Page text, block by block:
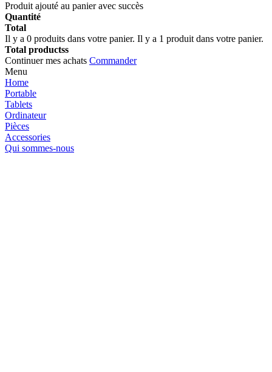
Produit ajouté au panier avec succès
Quantité
Total
Il y a 0 produits dans votre panier. Il y a 1 produit dans votre panier.
Total productss
Continuer mes achats Commander
Menu
Home
Portable
Tablets
Ordinateur
Pièces
Accessories
Qui sommes-nous